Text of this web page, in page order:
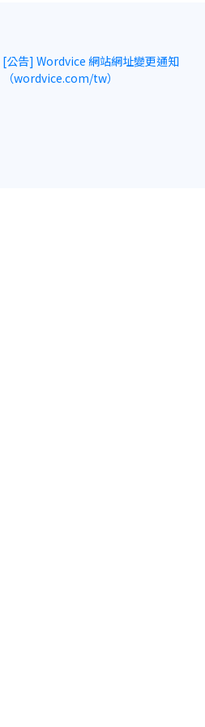
[公告] Wordvice 網站網址變更通知
（wordvice.com/tw）